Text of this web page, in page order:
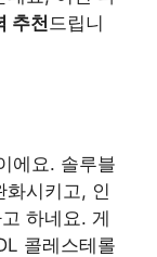
추천드립니
에요. 솔루블
화시키고, 인
하네요. 게
콜레스테롤